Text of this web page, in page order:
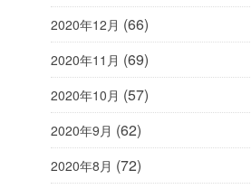
2020年12月 (66)
2020年11月 (69)
2020年10月 (57)
2020年9月 (62)
2020年8月 (72)